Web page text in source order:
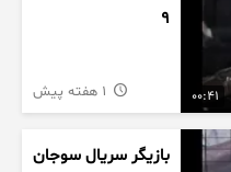
00:41
9
بازیگر سریال سوجان